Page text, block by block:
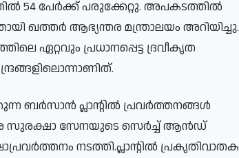
54 പേർക്ക് പരുക്കേറ്റു. അപകടത്തിൽ
ഖത്തർ ആഭ്യന്തര മന്ത്രാലയം അറിയിച്ചു.
ഏറ്റവും പ്രധാനപ്പെട്ട ദ്രവീകൃത
ബർസാൻ പ്ലാന്റിൽ പ്രവർത്തനങ്ങൾ
സുരക്ഷാ സേനയുടെ സെർച്ച് ആൻഡ്
നടത്തി.പ്ലാന്റിൽ പ്രകൃതിവാതക